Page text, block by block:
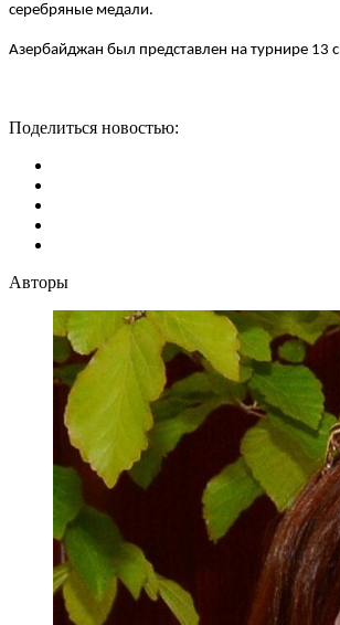
серебряные медали.
Азербайджан был представлен на турнире 13
Поделиться новостью:
Авторы